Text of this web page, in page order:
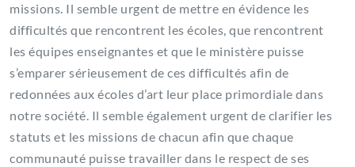
missions. Il semble urgent de mettre en évidence les
difficultés que rencontrent les écoles, que rencontrent
les équipes enseignantes et que le ministère puisse
s’emparer sérieusement de ces difficultés afin de
redonnées aux écoles d’art leur place primordiale dans
notre société. Il semble également urgent de clarifier les
statuts et les missions de chacun afin que chaque
communauté puisse travailler dans le respect de ses